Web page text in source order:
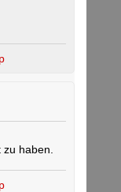
haben.